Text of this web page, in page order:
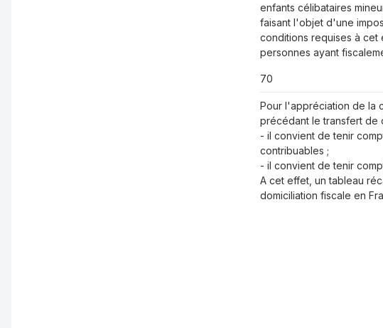
enfants célibataires
faisant l'objet d'une
conditions requises à cet
personnes ayant
70
Pour l'appréciation de la
précédant le transfert de
- il convient de tenir
contribuables ;
- il convient de tenir
A cet effet, un tableau
domiciliation fiscale en